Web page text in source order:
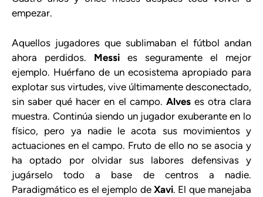
empezar.
Aquellos jugadores que sublimaban el fútbol andan
ahora perdidos. Messi es seguramente el mejor
ejemplo. Huérfano de un ecosistema apropiado para
explotar sus virtudes, vive últimamente desconectado,
sin saber qué hacer en el campo. Alveses otra clara
muestra. Continúa siendo un jugador exuberante en lo
físico, pero ya nadie le acota sus movimientos y
actuaciones en el campo. Fruto de ello no se asocia y
ha optado por olvidar sus labores defensivas y
jugárselo todo a base de centros a nadie.
Paradigmático es el ejemplo de Xavi. El que manejaba